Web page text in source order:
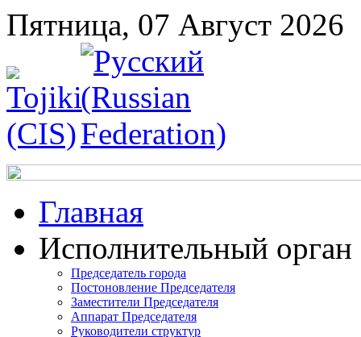
Пятница, 07 Август 2026
Главная
Исполнительный орган
Председатель города
Постоновление Председателя
Заместители Председателя
Аппарат Председателя
Руководители структур